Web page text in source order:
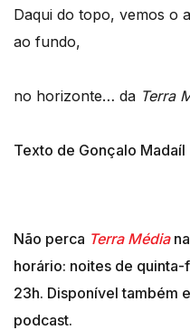
Daqui do topo, vemos o
ao fundo,
no horizonte… da Terra
Texto de Gonçalo Madaíl
Não perca Terra Média
horário: noites de
23h. Disponível também
podcast.